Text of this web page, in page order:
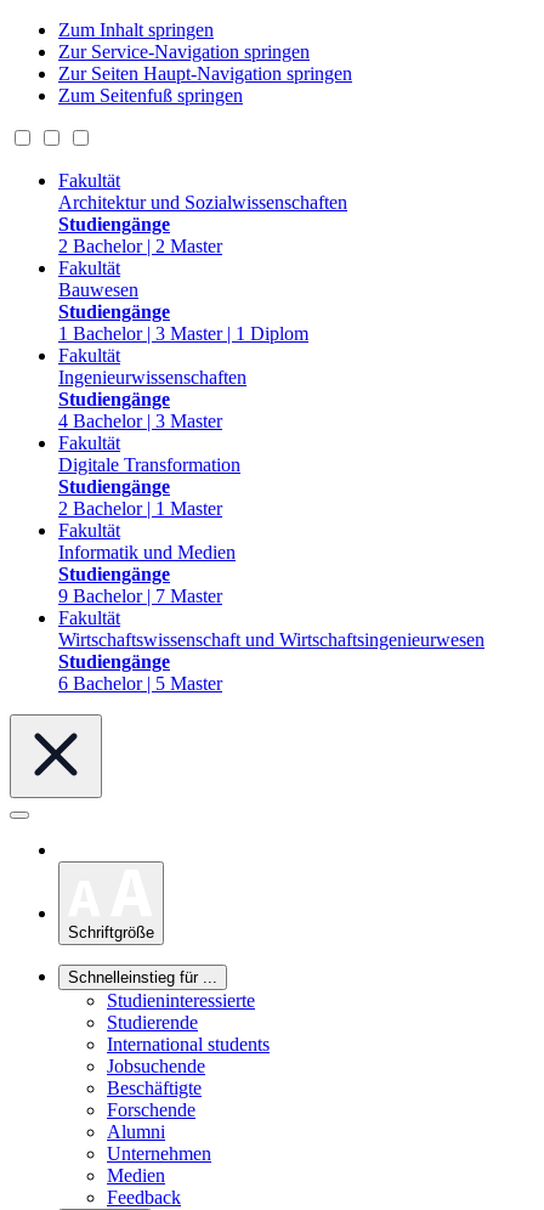
Zum Inhalt springen
Zur Service-Navigation springen
Zur Seiten Haupt-Navigation springen
Zum Seitenfuß springen
Fakultät
Architektur und Sozialwissenschaften
Studiengänge
2 Bachelor | 2 Master
Fakultät
Bauwesen
Studiengänge
1 Bachelor | 3 Master | 1 Diplom
Fakultät
Ingenieurwissenschaften
Studiengänge
4 Bachelor | 3 Master
Fakultät
Digitale Transformation
Studiengänge
2 Bachelor | 1 Master
Fakultät
Informatik und Medien
Studiengänge
9 Bachelor | 7 Master
Fakultät
Wirtschaftswissenschaft und Wirtschaftsingenieurwesen
Studiengänge
6 Bachelor | 5 Master
Schriftgröße
Schnelleinstieg für ...
Studieninteressierte
Studierende
International students
Jobsuchende
Beschäftigte
Forschende
Alumni
Unternehmen
Medien
Feedback